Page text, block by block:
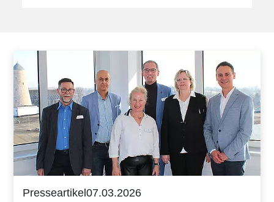
Presseartikel07.03.2026